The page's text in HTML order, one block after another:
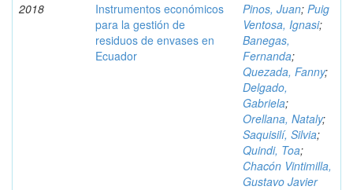
2018
Instrumentos económicos
para la gestión de
residuos de envases en
Ecuador
Pinos, Juan; Puig
Ventosa, Ignasi;
Banegas,
Fernanda;
Quezada, Fanny;
Delgado,
Gabriela;
Orellana, Nataly;
Saquisilí, Silvia;
Quindi, Toa;
Chacón Vintimilla,
Gustavo Javier